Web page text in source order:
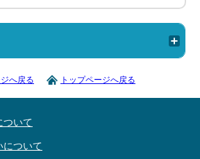
へ戻る トップページへ戻る
ついて
について